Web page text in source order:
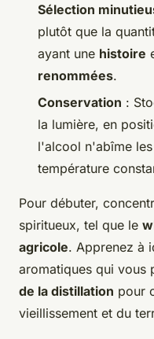
Sélection
plutôt que la
ayant une histoire
renommées.
Conservation :
la lumière, en
l'alcool n'abîme
température
Pour débuter,
spiritueux, tel que le
agricole. Apprenez à
aromatiques qui vous
de la distillation pour
vieillissement et du